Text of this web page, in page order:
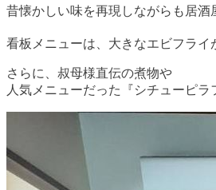
昔懐かしい味を再現しながらも居
看板メニューは、大きなエビフライ
さらに、叔母様直伝の煮物や
人気メニューだった『シチューピ